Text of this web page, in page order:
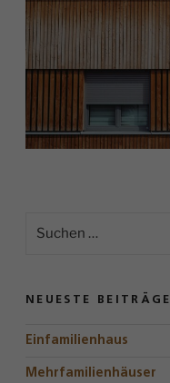
NEUESTE BEITRÄGE
Einfamilienhaus
Mehrfamilienhäuser